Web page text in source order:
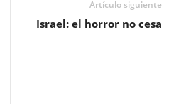
Artículo siguiente
Israel: el horror no cesa